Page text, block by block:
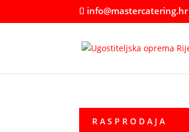
info@mastercatering.hr
R A S P R O D A J A